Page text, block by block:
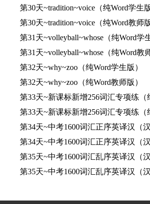
第30天~tradition~voice（纯Word学生版
第30天~tradition~voice（纯Word教师版
第31天~volleyball~whose（纯Word学生
第31天~volleyball~whose（纯Word教师
第32天~why~zoo（纯Word学生版）
第32天~why~zoo（纯Word教师版）
第33天~新课标新增256词汇专项练（
第33天~新课标新增256词汇专项练（
第34天~中考1600词汇正序英译汉（
第34天~中考1600词汇正序英译汉（
第35天~中考1600词汇乱序英译汉（
第35天~中考1600词汇乱序英译汉（